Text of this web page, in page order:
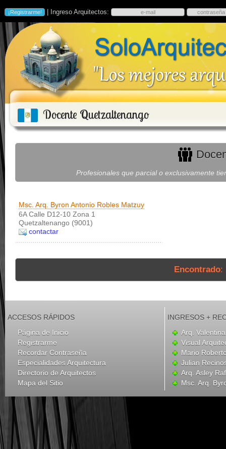
| Ingreso Arquitectos:
Docente Quetzaltenango
Profesionales que parcial o exclusivamente
Msc. Arq. Byron Antonio Robles Matzuy
6A Calle D12-10 Zona 1
Quetzaltenango (9001)
contactar
Encontrado:
ACCESOS RÁPIDOS
Página de Inicio
Registrarme
Recordar Contraseña
Especialidades Arquitectura
Directorio de Arquitectos
Mapa del Sitio
INGRESOS +
Arq.
Visual
Mario
Julian
Arq. Asley
Msc. Arq.